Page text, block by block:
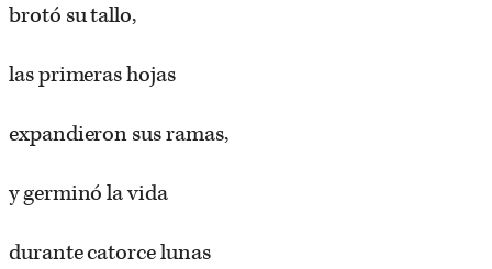
brotó su tallo,
las primeras hojas
expandieron sus ramas,
y germinó la vida
durante catorce lunas